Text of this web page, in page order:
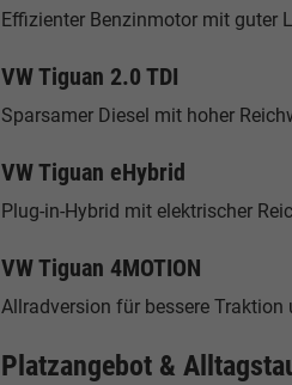
Effizienter Benzinmotor mit guter
VW Tiguan 2.0 TDI
Sparsamer Diesel mit hoher
VW Tiguan eHybrid
Plug-in-Hybrid mit elektrischer
VW Tiguan 4MOTION
Allradversion für bessere
Platzangebot &